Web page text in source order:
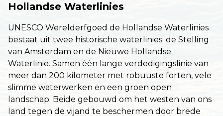
Hollandse Waterlinies
UNESCO Werelderfgoed de Hollandse Waterlinies
bestaat uit twee historische waterlinies: de Stelling
van Amsterdam en de Nieuwe Hollandse
Waterlinie. Samen één lange verdedigingslinie van
meer dan 200 kilometer met robuuste forten, vele
slimme waterwerken en een groen open
landschap. Beide gebouwd om het westen van ons
land tegen de vijand te beschermen door brede